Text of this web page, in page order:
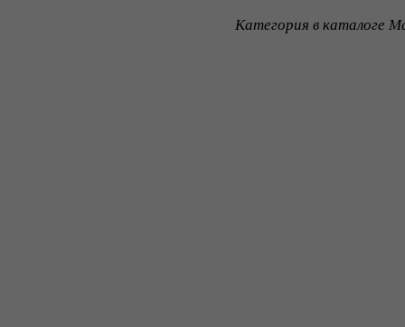
Категория в каталоге